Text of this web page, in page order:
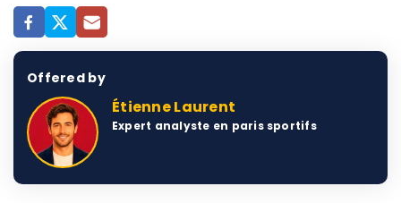
Offered by
Étienne Laurent
Expert analyste en paris sportifs